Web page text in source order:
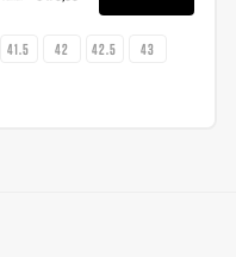
41.5 42 42.5
43